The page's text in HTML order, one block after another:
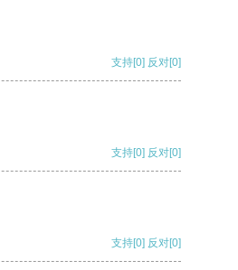
支持[0] 反对[0]
支持[0] 反对[0]
支持[0] 反对[0]